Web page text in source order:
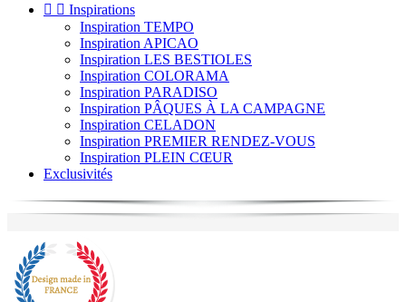
  Inspirations
Inspiration TEMPO
Inspiration APICAO
Inspiration LES BESTIOLES
Inspiration COLORAMA
Inspiration PARADISO
Inspiration PÂQUES À LA CAMPAGNE
Inspiration CELADON
Inspiration PREMIER RENDEZ-VOUS
Inspiration PLEIN CŒUR
Exclusivités